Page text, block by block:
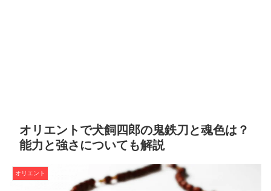
オリエントで犬飼四郎の鬼鉄刀と魂色は？
能力と強さについても解説
オリエント